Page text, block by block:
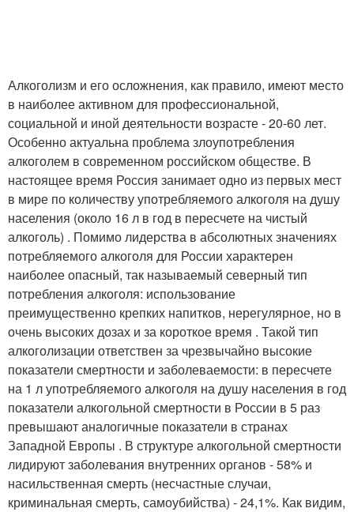
Алкоголизм и его осложнения, как правило, имеют место
в наиболее активном для профессиональной,
социальной и иной деятельности возрасте - 20-60 лет.
Особенно актуальна проблема злоупотребления
алкоголем в современном российском обществе. В
настоящее время Россия занимает одно из первых мест
в мире по количеству употребляемого алкоголя на душу
населения (около 16 л в год в пересчете на чистый
алкоголь) . Помимо лидерства в абсолютных значениях
потребляемого алкоголя для России характерен
наиболее опасный, так называемый северный тип
потребления алкоголя: использование
преимущественно крепких напитков, нерегулярное, но в
очень высоких дозах и за короткое время . Такой тип
алкоголизации ответствен за чрезвычайно высокие
показатели смертности и заболеваемости: в пересчете
на 1 л употребляемого алкоголя на душу населения в год
показатели алкогольной смертности в России в 5 раз
превышают аналогичные показатели в странах
Западной Европы . В структуре алкогольной смертности
лидируют заболевания внутренних органов - 58% и
насильственная смерть (несчастные случаи,
криминальная смерть, самоубийства) - 24,1%. Как видим,